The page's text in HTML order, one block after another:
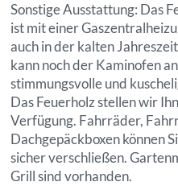
Sonstige Ausstattung: Das
ist mit einer
auch in der kalten
kann noch der Kaminofen
stimmungsvolle und
Das Feuerholz stellen wir
Verfügung. Fahrräder,
Dachgepäckboxen können
sicher verschließen.
Grill sind vorhanden.